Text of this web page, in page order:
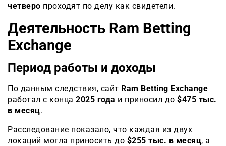
четверо проходят по делу как свидетели.
Деятельность Ram Betting
Exchange
Период работы и доходы
По данным следствия, сайт Ram Betting Exchange
работал с конца 2025 года и приносил до $475 тыс.
в месяц.
Расследование показало, что каждая из двух
локаций могла приносить до $255 тыс. в месяц, а